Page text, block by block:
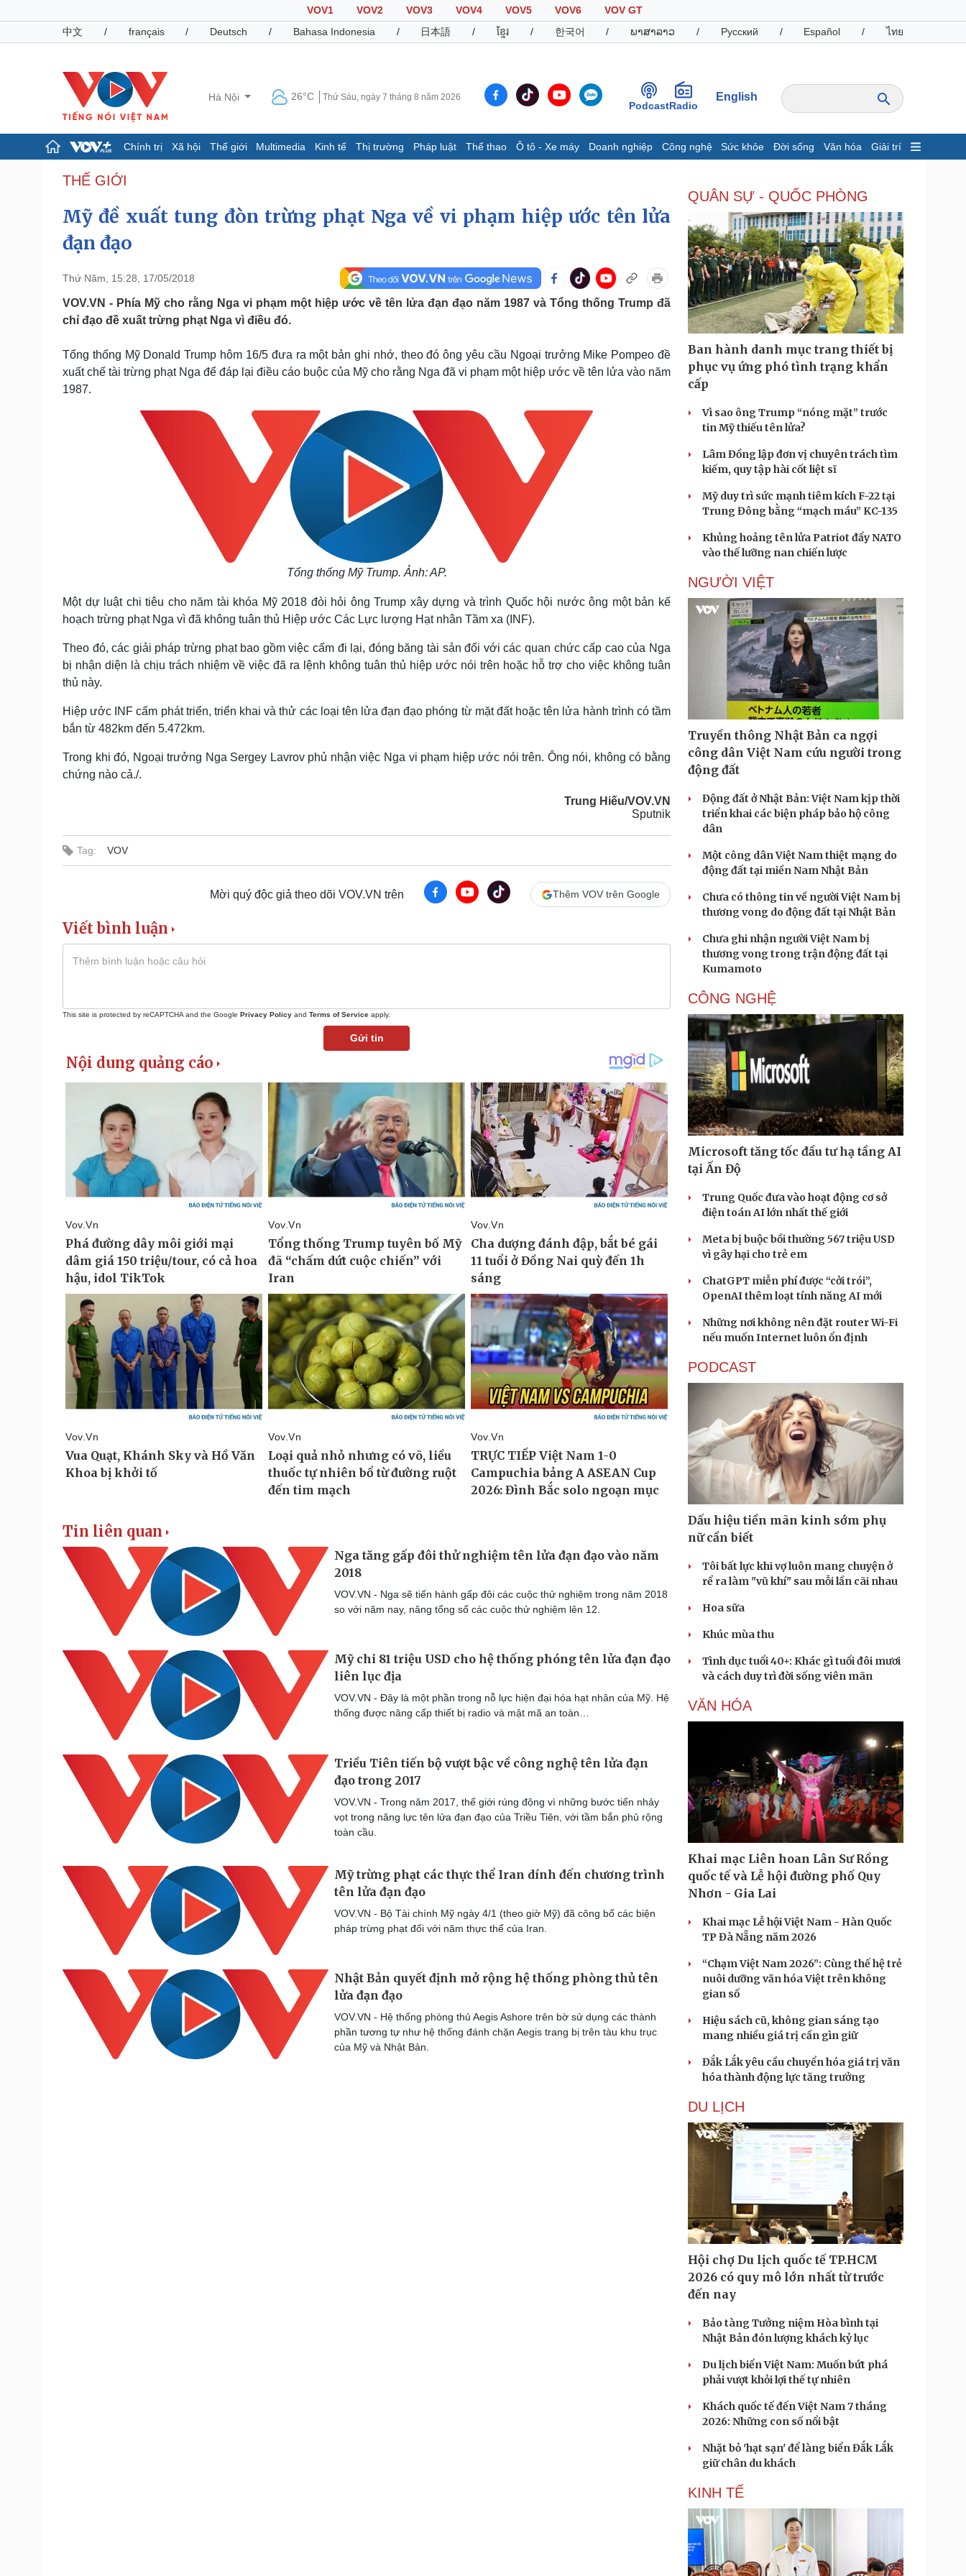
VOV1 VOV2 VOV3 VOV4 VOV5 VOV6
VOV GT
中文
/ français / Deutsch / Bahasa Indonesia / 日本語 / ខ្មែរ / 한국어 / ພາສາລາວ / Русский / Español / ไทย
Hà Nội 26°C Thứ Sáu, ngày 7 tháng 8 năm 2026
PodcastRadio
English
Chính trị Xã hội Thế giới Multimedia Kinh tế Thị trường Pháp luật Thể thao Ô tô - Xe máy Doanh nghiệp Công nghệ Sức khỏe Đời sống Văn hóa Giải trí
Chính trị
Tổ chức nhân sự
Quốc hội
Nhận diện sự thật
Dự báo thời tiết
Giáo dục
Cuộc sống đó đây
Hồ sơ
Ảnh
E-Magazine
Bất động sản
Khởi nghiệp
Giá vàng
Tiêu dùng
Tỷ giá
Chứng khoán
Giá cà phê
Pháp luật
Vụ án
Tin nóng
Quân sự - Quốc phòng
Vũ khí
Việt Nam
Thể thao
eSports
Hậu trường
Ô tô - Xe máy
Doanh nghiệp
Thông tin doanh nghiệp
Doanh nghiệp 24h
Doanh nhân
Vì cộng đồng
Công nghệ
Sành điệu
Tin Công nghệ
Trải nghiệm
Chuyển đổi số
Dinh dưỡng - món ngon
Nhà đẹp
Blog
Tình yêu - Gia đình
Sân khấu - Điện ảnh
Di sản
Nghệ sĩ
Thời trang
Sao Việt
Câu chuyện thời sự
Đọc truyện đêm khuya
Cửa sổ tình yêu
Kể chuyện cho bé
THẾ GIỚI
Mỹ đề xuất tung đòn trừng phạt Nga về vi phạm hiệp ước tên lửa
đạn đạo
Thứ Năm, 15:28, 17/05/2018
VOV.VN - Phía Mỹ cho rằng Nga vi phạm một hiệp ước về tên lửa đạn đạo năm 1987 và Tổng thống Trump đã
chỉ đạo đề xuất trừng phạt Nga vì điều đó.
Tổng thống Mỹ Donald Trump hôm 16/5 đưa ra một bản ghi nhớ, theo đó ông yêu cầu Ngoại trưởng Mike Pompeo đề
xuất chế tài trừng phạt Nga để đáp lại điều cáo buộc của Mỹ cho rằng Nga đã vi phạm một hiệp ước về tên lửa vào năm
1987.
Tổng thống Mỹ Trump. Ảnh: AP.
Một dự luật chi tiêu cho năm tài khóa Mỹ 2018 đòi hỏi ông Trump xây dựng và trình Quốc hội nước ông một bản kế
hoạch trừng phạt Nga vì đã không tuân thủ Hiệp ước Các Lực lượng Hạt nhân Tầm xa (INF).
Theo đó, các giải pháp trừng phạt bao gồm việc cấm đi lại, đóng băng tài sản đối với các quan chức cấp cao của Nga
bị nhận diện là chịu trách nhiệm về việc đã ra lệnh không tuân thủ hiệp ước nói trên hoặc hỗ trợ cho việc không tuân
thủ này.
Hiệp ước INF cấm phát triển, triển khai và thử các loại tên lửa đạn đạo phóng từ mặt đất hoặc tên lửa hành trình có tầm
bắn từ 482km đến 5.472km.
Trong khi đó, Ngoại trưởng Nga Sergey Lavrov phủ nhận việc Nga vi phạm hiệp ước nói trên. Ông nói, không có bằng
chứng nào cả./.
Trung Hiếu/VOV.VN
Sputnik
Tag: VOV
Mời quý độc giả theo dõi VOV.VN trên Thêm VOV trên Google
Viết bình luận
This site is protected by reCAPTCHA and the Google Privacy Policy and Terms of Service apply.
Gửi tin
Tin liên quan
Nga tăng gấp đôi thử nghiệm tên lửa đạn đạo vào năm
2018
VOV.VN - Nga sẽ tiến hành gấp đôi các cuộc thử nghiệm trong năm 2018
so với năm nay, nâng tổng số các cuộc thử nghiệm lên 12.
Mỹ chi 81 triệu USD cho hệ thống phóng tên lửa đạn đạo
liên lục địa
VOV.VN - Đây là một phần trong nỗ lực hiện đại hóa hạt nhân của Mỹ. Hệ
thống được nâng cấp thiết bị radio và mật mã an toàn…
Triều Tiên tiến bộ vượt bậc về công nghệ tên lửa đạn
đạo trong 2017
VOV.VN - Trong năm 2017, thế giới rúng động vì những bước tiến nhảy
vọt trong năng lực tên lửa đạn đạo của Triều Tiên, với tầm bắn phủ rộng
toàn cầu.
Mỹ trừng phạt các thực thể Iran dính đến chương trình
tên lửa đạn đạo
VOV.VN - Bộ Tài chính Mỹ ngày 4/1 (theo giờ Mỹ) đã công bố các biện
pháp trừng phạt đối với năm thực thể của Iran.
Nhật Bản quyết định mở rộng hệ thống phòng thủ tên
lửa đạn đạo
VOV.VN - Hệ thống phòng thủ Aegis Ashore trên bờ sử dụng các thành
phần tương tự như hệ thống đánh chặn Aegis trang bị trên tàu khu trục
của Mỹ và Nhật Bản.
QUÂN SỰ - QUỐC PHÒNG
Ban hành danh mục trang thiết bị
phục vụ ứng phó tình trạng khẩn
cấp
Vì sao ông Trump “nóng mặt” trước
tin Mỹ thiếu tên lửa?
Lâm Đồng lập đơn vị chuyên trách tìm
kiếm, quy tập hài cốt liệt sĩ
Mỹ duy trì sức mạnh tiêm kích F-22 tại
Trung Đông bằng “mạch máu” KC-135
Khủng hoảng tên lửa Patriot đẩy NATO
vào thế lưỡng nan chiến lược
NGƯỜI VIỆT
Truyền thông Nhật Bản ca ngợi
công dân Việt Nam cứu người trong
động đất
Động đất ở Nhật Bản: Việt Nam kịp thời
triển khai các biện pháp bảo hộ công
dân
Một công dân Việt Nam thiệt mạng do
động đất tại miền Nam Nhật Bản
Chưa có thông tin về người Việt Nam bị
thương vong do động đất tại Nhật Bản
Chưa ghi nhận người Việt Nam bị
thương vong trong trận động đất tại
Kumamoto
CÔNG NGHỆ
Microsoft tăng tốc đầu tư hạ tầng AI
tại Ấn Độ
Trung Quốc đưa vào hoạt động cơ sở
điện toán AI lớn nhất thế giới
Meta bị buộc bồi thường 567 triệu USD
vì gây hại cho trẻ em
ChatGPT miễn phí được “cởi trói”,
OpenAI thêm loạt tính năng AI mới
Những nơi không nên đặt router Wi-Fi
nếu muốn Internet luôn ổn định
PODCAST
Dấu hiệu tiền mãn kinh sớm phụ
nữ cần biết
Tôi bất lực khi vợ luôn mang chuyện ở
rể ra làm "vũ khí" sau mỗi lần cãi nhau
Hoa sữa
Khúc mùa thu
Tình dục tuổi 40+: Khác gì tuổi đôi mươi
và cách duy trì đời sống viên mãn
VĂN HÓA
Khai mạc Liên hoan Lân Sư Rồng
quốc tế và Lễ hội đường phố Quy
Nhơn - Gia Lai
Khai mạc Lễ hội Việt Nam - Hàn Quốc
TP Đà Nẵng năm 2026
“Chạm Việt Nam 2026”: Cùng thế hệ trẻ
nuôi dưỡng văn hóa Việt trên không
gian số
Hiệu sách cũ, không gian sáng tạo
mang nhiều giá trị cần gìn giữ
Đắk Lắk yêu cầu chuyển hóa giá trị văn
hóa thành động lực tăng trưởng
DU LỊCH
Hội chợ Du lịch quốc tế TP.HCM
2026 có quy mô lớn nhất từ trước
đến nay
Bảo tàng Tưởng niệm Hòa bình tại
Nhật Bản đón lượng khách kỷ lục
Du lịch biển Việt Nam: Muốn bứt phá
phải vượt khỏi lợi thế tự nhiên
Khách quốc tế đến Việt Nam 7 tháng
2026: Những con số nổi bật
Nhặt bỏ 'hạt sạn' để làng biển Đắk Lắk
giữ chân du khách
KINH TẾ